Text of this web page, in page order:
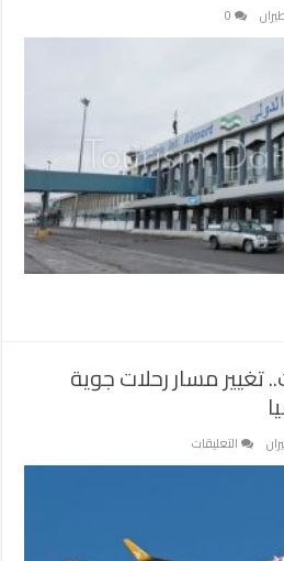
0
مسار رحلات جوية
التعليقات
بسبب